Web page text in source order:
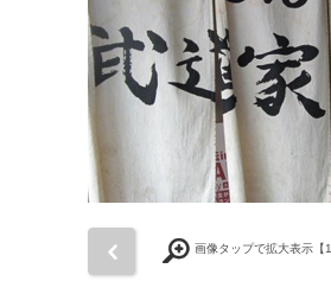
画像タップで拡大表示【1